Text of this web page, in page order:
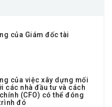
của Giám đốc tài
của việc xây dựng mối
các nhà đầu tư và cách
(CFO) có thể đóng
đó